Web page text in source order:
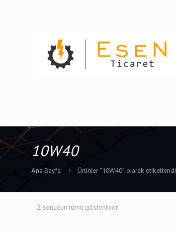
10W40
Ana Sayfa Ürünler “10W40” olarak etiketlendi
2 sonucun tümü gösteriliyor